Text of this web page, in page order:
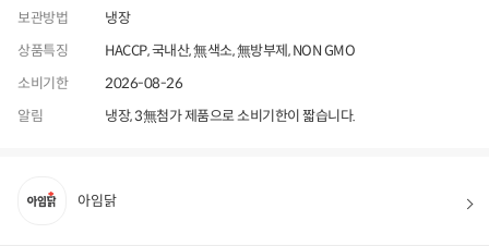
보관방법
냉장
상품특징
HACCP, 국내산, 無색소, 無방부제, NON GMO
소비기한
2026-08-26
알림
냉장, 3無첨가 제품으로 소비기한이 짧습니다.
아임닭